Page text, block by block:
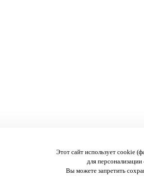
Этот сайт использует cookie
для персонализации
Вы можете запретить